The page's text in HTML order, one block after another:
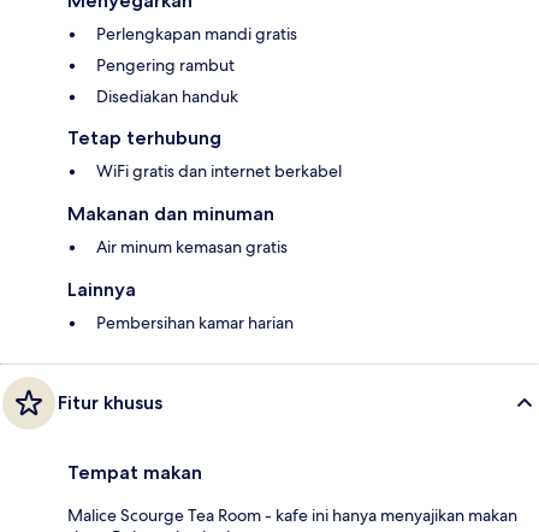
Perlengkapan mandi gratis
Pengering rambut
Disediakan handuk
Tetap terhubung
WiFi gratis dan internet berkabel
Makanan dan minuman
Air minum kemasan gratis
Lainnya
Pembersihan kamar harian
Fitur khusus
Tempat makan
Malice Scourge Tea Room - kafe ini hanya menyajikan makan